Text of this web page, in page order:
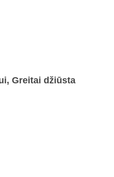
Greitai džiūsta